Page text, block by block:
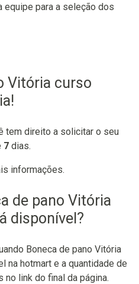
para a seleção dos
Vitória curso
tem direito a solicitar o seu
7 dias.
informações.
de pano Vitória
disponível?
Boneca de pano Vitória
na hotmart e a quantidade de
no link do final da página.